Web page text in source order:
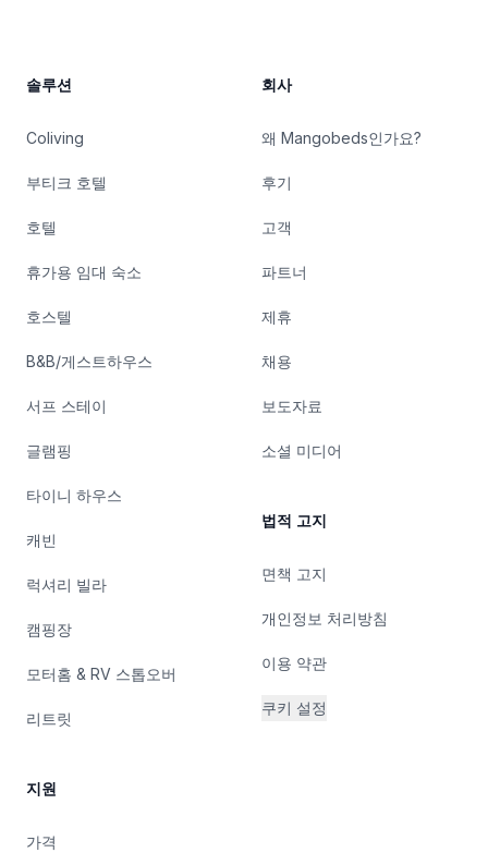
솔루션
Coliving
부티크 호텔
호텔
휴가용 임대 숙소
호스텔
B&B/게스트하우스
서프 스테이
글램핑
타이니 하우스
캐빈
럭셔리 빌라
캠핑장
모터홈 & RV 스톱오버
리트릿
지원
가격
회사
왜 Mangobeds인가요?
후기
고객
파트너
제휴
채용
보도자료
소셜 미디어
법적 고지
면책 고지
개인정보 처리방침
이용 약관
쿠키 설정